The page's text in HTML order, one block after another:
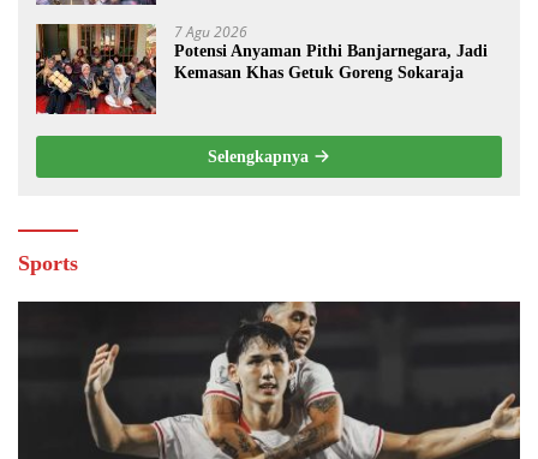
7 Agu 2026
Potensi Anyaman Pithi Banjarnegara, Jadi
Kemasan Khas Getuk Goreng Sokaraja
Selengkapnya
Sports